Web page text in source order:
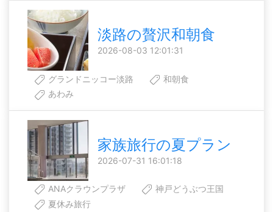
淡路の贅沢和朝食
2026-08-03 12:01:31
グランドニッコー淡路
和朝食
あわみ
家族旅行の夏プラン
2026-07-31 16:01:18
ANAクラウンプラザ
神戸どうぶつ王国
夏休み旅行